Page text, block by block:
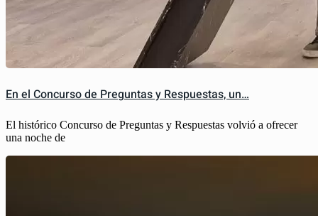
En el Concurso de Preguntas y Respuestas, un…
El histórico Concurso de Preguntas y Respuestas volvió a ofrecer
una noche de